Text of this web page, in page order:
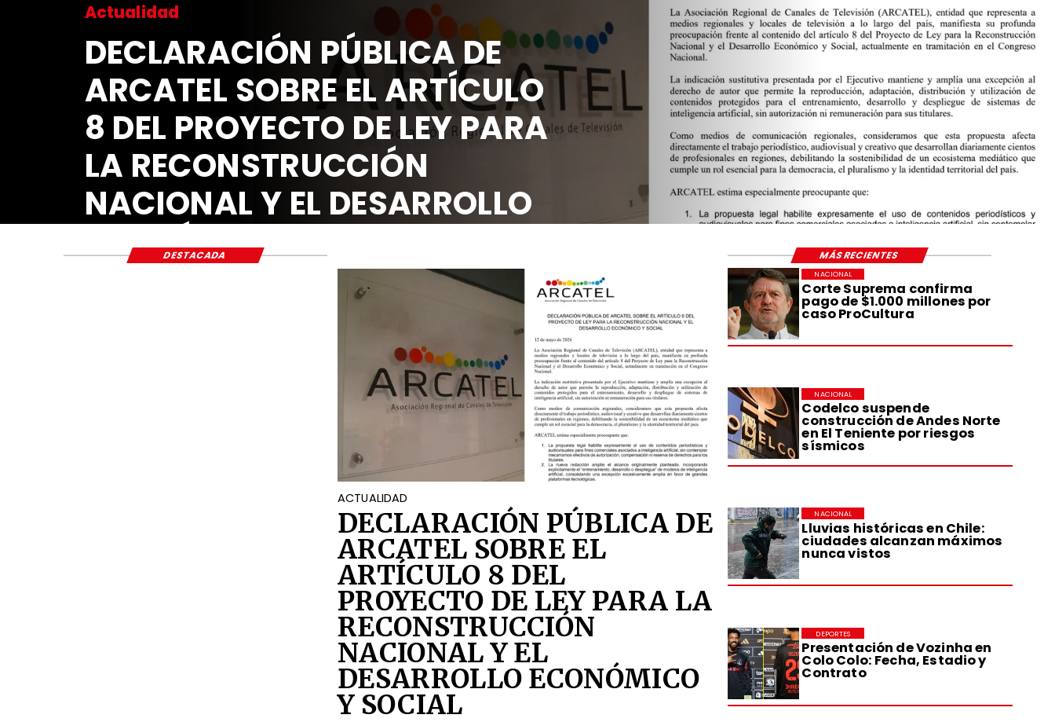
Actualidad
DECLARACIÓN PÚBLICA DE
ARCATEL SOBRE EL ARTÍCULO
8 DEL PROYECTO DE LEY PARA
LA RECONSTRUCCIÓN
NACIONAL Y EL DESARROLLO
ECONÓMICO Y SOCIAL
Corte Suprema confirma
pago de $1.000 millones por
caso ProCultura
NACIONAL
Codelco suspende
construcción de Andes Norte
en El Teniente por riesgos
sísmicos
NACIONAL
Lluvias históricas en Chile:
ciudades alcanzan máximos
nunca vistos
NACIONAL
Presentación de Vozinha en
Colo Colo: Fecha, Estadio y
Contrato
DEPORTES
ACTUALIDAD
DECLARACIÓN PÚBLICA DE
ARCATEL SOBRE EL
ARTÍCULO 8 DEL
PROYECTO DE LEY PARA LA
RECONSTRUCCIÓN
NACIONAL Y EL
DESARROLLO ECONÓMICO
Y SOCIAL
DESTACADA MÁS RECIENTES